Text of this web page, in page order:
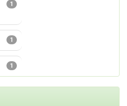
1
1
1